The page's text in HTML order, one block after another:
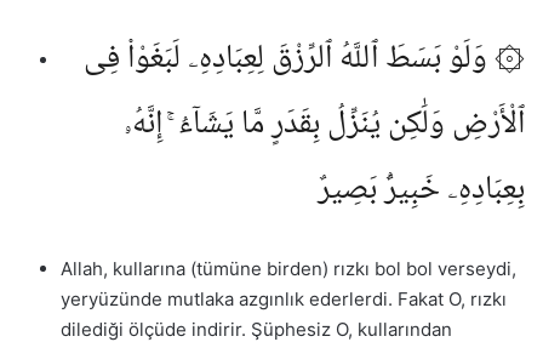
۞ وَلَوْ بَسَطَ ٱللَّهُ ٱلرِّزْقَ لِعِبَادِهِۦ لَبَغَوْا۟ فِى
ٱلْأَرْضِ وَلَٰكِن يُنَزِّلُ بِقَدَرٍ مَّا يَشَآءُ ۚ إِنَّهُۥ
بِعِبَادِهِۦ خَبِيرٌۢ بَصِيرٌ
Allah, kullarına (tümüne birden) rızkı bol bol verseydi,
yeryüzünde mutlaka azgınlık ederlerdi. Fakat O, rızkı
dilediği ölçüde indirir. Şüphesiz O, kullarından